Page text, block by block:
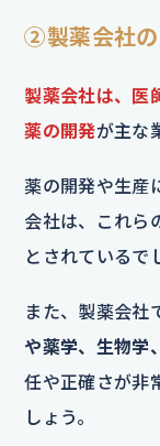
②製薬会社
製薬会社は、医
薬の開発が主な
薬の開発や生産
会社は、これら
とされているで
また、製薬会社
や薬学、生物学
任や正確さが非
しょう。